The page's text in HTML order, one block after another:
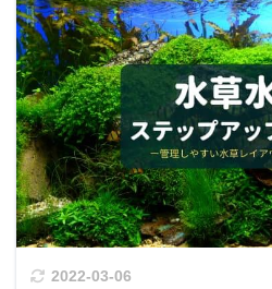
2022-03-06